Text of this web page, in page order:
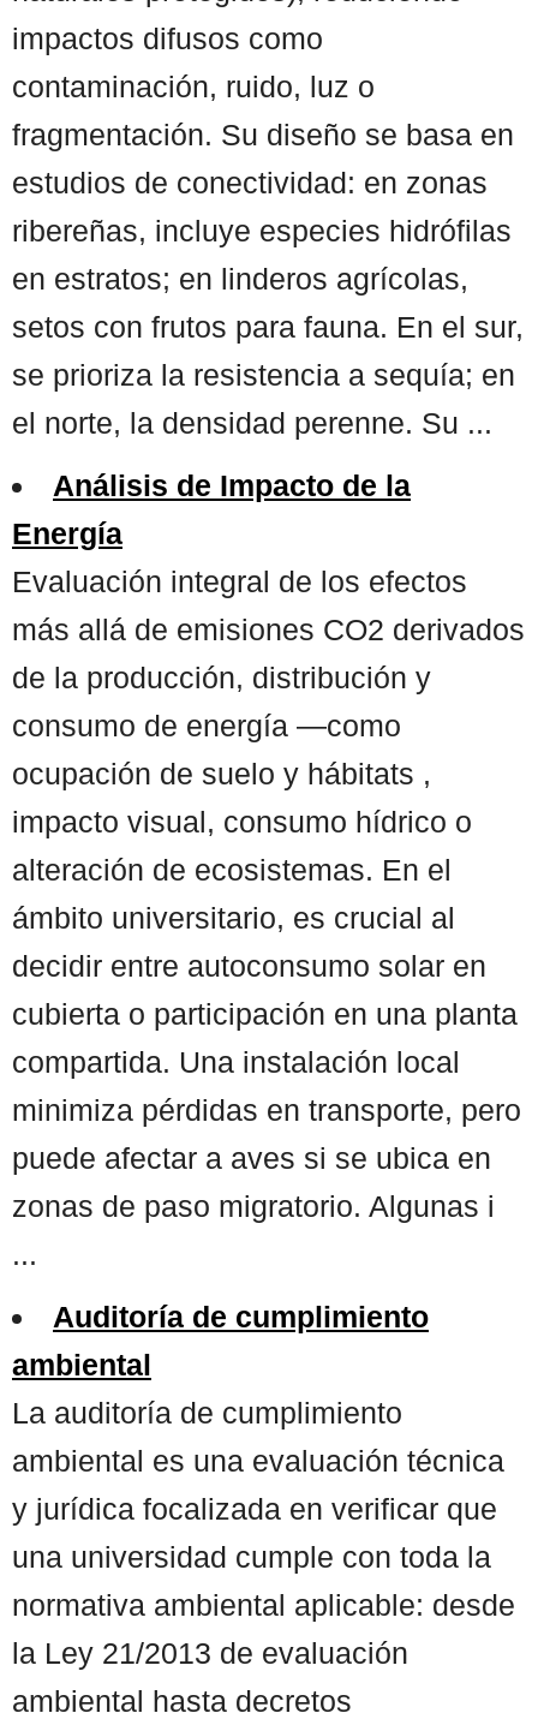
impactos difusos como
contaminación, ruido, luz o
fragmentación. Su diseño se basa en
estudios de conectividad: en zonas
ribereñas, incluye especies hidrófilas
en estratos; en linderos agrícolas,
setos con frutos para fauna. En el sur,
se prioriza la resistencia a sequía; en
el norte, la densidad perenne. Su ...
Análisis de Impacto de la
Energía
Evaluación integral de los efectos
más allá de emisiones CO2 derivados
de la producción, distribución y
consumo de energía —como
ocupación de suelo y hábitats ,
impacto visual, consumo hídrico o
alteración de ecosistemas. En el
ámbito universitario, es crucial al
decidir entre autoconsumo solar en
cubierta o participación en una planta
compartida. Una instalación local
minimiza pérdidas en transporte, pero
puede afectar a aves si se ubica en
zonas de paso migratorio. Algunas i
...
Auditoría de cumplimiento
ambiental
La auditoría de cumplimiento
ambiental es una evaluación técnica
y jurídica focalizada en verificar que
una universidad cumple con toda la
normativa ambiental aplicable: desde
la Ley 21/2013 de evaluación
ambiental hasta decretos